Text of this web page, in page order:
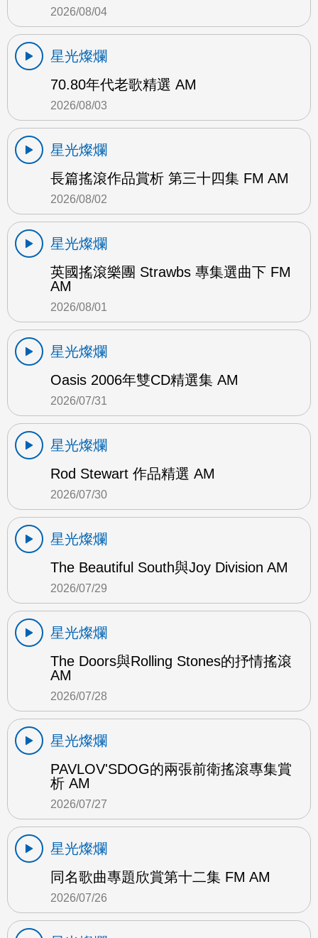
2026/08/04
星光燦爛
70.80年代老歌精選 AM
2026/08/03
星光燦爛
長篇搖滾作品賞析 第三十四集 FM AM
2026/08/02
星光燦爛
英國搖滾樂團 Strawbs 專集選曲下 FM
AM
2026/08/01
星光燦爛
Oasis 2006年雙CD精選集 AM
2026/07/31
星光燦爛
Rod Stewart 作品精選 AM
2026/07/30
星光燦爛
The Beautiful South與Joy Division AM
2026/07/29
星光燦爛
The Doors與Rolling Stones的抒情搖滾
AM
2026/07/28
星光燦爛
PAVLOV'SDOG的兩張前衛搖滾專集賞
析 AM
2026/07/27
星光燦爛
同名歌曲專題欣賞第十二集 FM AM
2026/07/26